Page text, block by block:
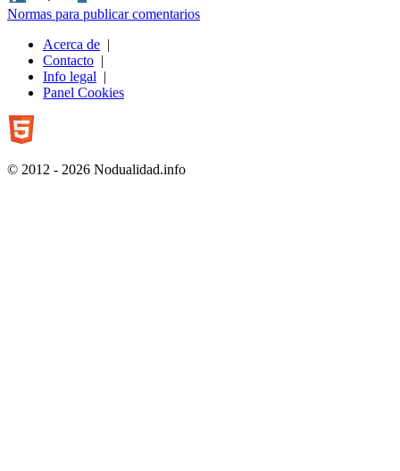
Normas para publicar comentarios
Acerca de |
Contacto |
Info legal |
Panel Cookies
© 2012 - 2026 Nodualidad.info